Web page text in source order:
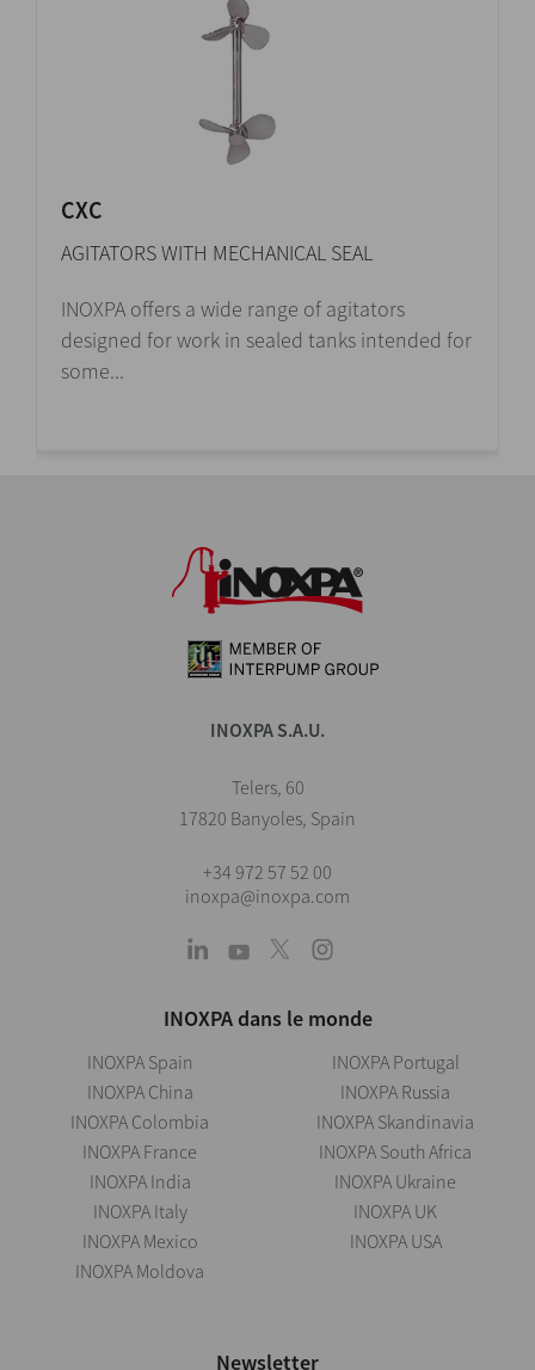
CXC
AGITATORS WITH MECHANICAL SEAL
INOXPA offers a wide range of agitators
designed for work in sealed tanks intended for
some...
INOXPA S.A.U.
Telers, 60
17820 Banyoles, Spain
+34 972 57 52 00
inoxpa@inoxpa.com
INOXPA dans le monde
INOXPA Spain
INOXPA China
INOXPA Colombia
INOXPA France
INOXPA India
INOXPA Italy
INOXPA Mexico
INOXPA Moldova
INOXPA Portugal
INOXPA Russia
INOXPA Skandinavia
INOXPA South Africa
INOXPA Ukraine
INOXPA UK
INOXPA USA
Newsletter